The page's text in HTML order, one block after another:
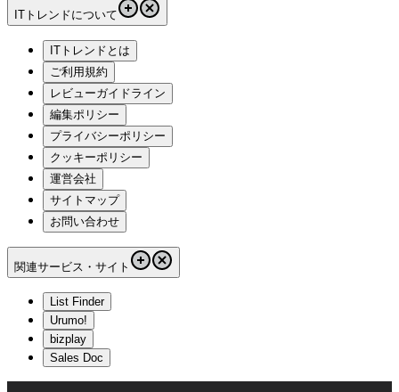
ITトレンドについて
ITトレンドとは
ご利用規約
レビューガイドライン
編集ポリシー
プライバシーポリシー
クッキーポリシー
運営会社
サイトマップ
お問い合わせ
関連サービス・サイト
List Finder
Urumo!
bizplay
Sales Doc